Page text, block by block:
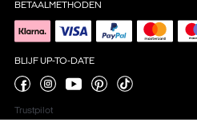
BETAALMETHODEN
BLIJF UP-TO-DATE
Trustpilot